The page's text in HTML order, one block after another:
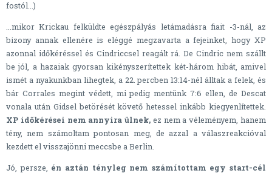
fostól...)
...mikor Krickau felküldte egészpályás letámadásra fiait -3-nál, az
bizony annak ellenére is eléggé megzavarta a fejeinket, hogy XP
azonnal időkéréssel és Cindriccsel reagált rá. De Cindric nem szállt
be jól, a hazaiak gyorsan kikényszerítettek két-három hibát, amivel
ismét a nyakunkban lihegtek, a 22. percben 13:14-nél álltak a felek, és
bár Corrales megint védett, mi pedig mentünk 7:6 ellen, de Descat
vonala után Gidsel betörését követő hetessel inkább kiegyenlítettek.
XP időkérései nem annyira ülnek, ez nem a véleményem, hanem
tény, nem számoltam pontosan meg, de azzal a válaszreakcióval
kezdett el visszajönni meccsbe a Berlin.
Jó, persze, én aztán tényleg nem számítottam egy start-cél